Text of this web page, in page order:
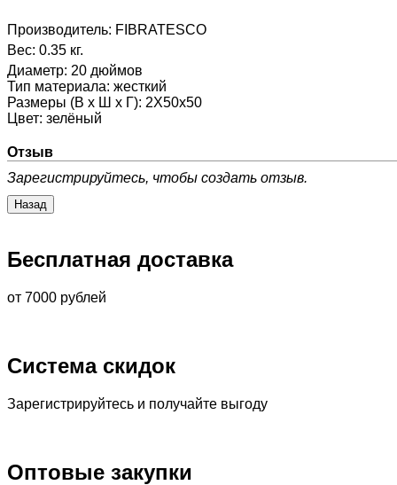
Производитель: FIBRATESCO
Вес: 0.35 кг.
Диаметр: 20 дюймов
Тип материала: жесткий
Размеры (В х Ш х Г): 2Х50х50
Цвет: зелёный
Отзыв
Зарегистрируйтесь, чтобы создать отзыв.
Бесплатная доставка
от 7000 рублей
Система скидок
Зарегистрируйтесь и получайте выгоду
Оптовые закупки